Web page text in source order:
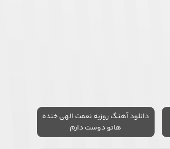
دانلود آهنگ روزبه نعمت الهی خنده
هاتو دوست دارم